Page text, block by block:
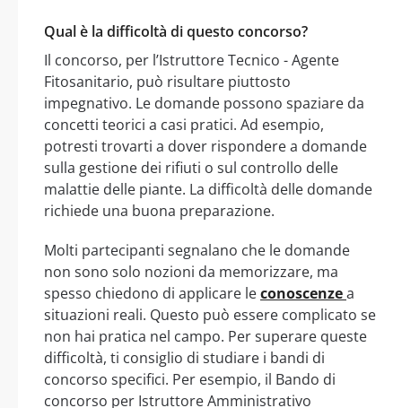
Qual è la difficoltà di questo concorso?
Il concorso, per l’Istruttore Tecnico - Agente
Fitosanitario, può risultare piuttosto
impegnativo. Le domande possono spaziare da
concetti teorici a casi pratici. Ad esempio,
potresti trovarti a dover rispondere a domande
sulla gestione dei rifiuti o sul controllo delle
malattie delle piante. La difficoltà delle domande
richiede una buona preparazione.
Molti partecipanti segnalano che le domande
non sono solo nozioni da memorizzare, ma
spesso chiedono di applicare leconoscenzea
situazioni reali. Questo può essere complicato se
non hai pratica nel campo. Per superare queste
difficoltà, ti consiglio di studiare i bandi di
concorso specifici. Per esempio, il Bando di
concorso per Istruttore Amministrativo